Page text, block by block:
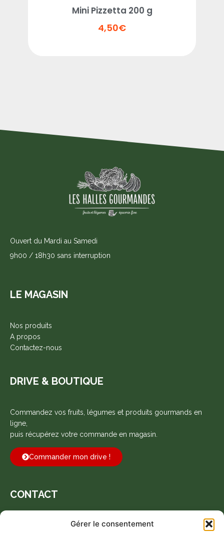
Gérer le consentement
Mini Pizzetta 200 g
4,50€
Ouvert du Mardi au Samedi
9h00 / 18h30 sans interruption
LE MAGASIN
Nos produits
A propos
Contactez-nous
DRIVE & BOUTIQUE
Commandez vos fruits, légumes et produits gourmands en
ligne,
puis récupérez votre commande en magasin.
Commander mon drive !
CONTACT
Espace 23, 225 Bd de la Prairie, 44150 Ancenis-Saint-Géréon